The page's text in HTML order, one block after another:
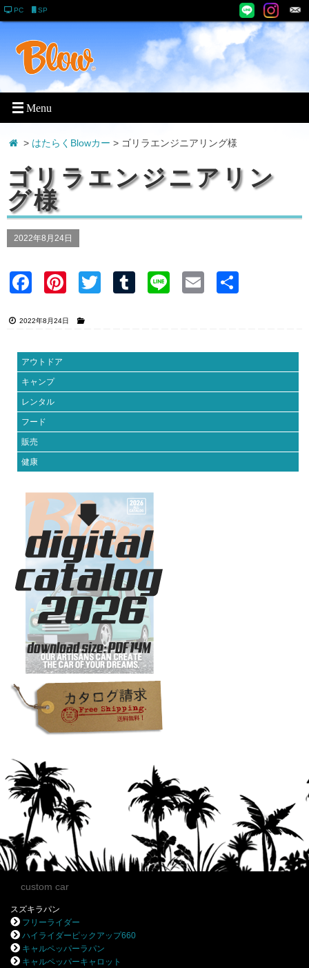
PC SP
> はたらくBlowカー > ゴリラエンジニアリング様
ゴリラエンジニアリン
グ様
2022年8月24日
Faceb Pinter Twitter Tumblr Line Email
2022年8月24日
アウトドア
キャンプ
レンタル
フード
販売
健康
custom car
スズキラパン
フリーライダー
ハイライダーピックアップ660
キャルペッパーラパン
キャルペッパーキャロット